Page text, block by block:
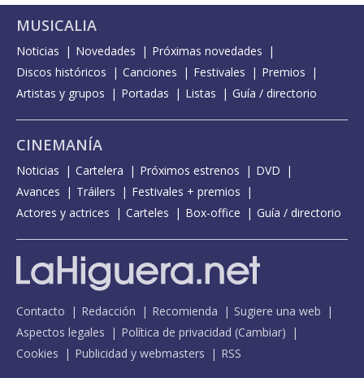
MUSICALIA
Noticias Novedades
Próximas novedades
Discos históricos
Canciones Festivales
Premios
Artistas y grupos
Portadas Listas Guía / directorio
CINEMANÍA
Noticias Cartelera Próximos estrenos
DVD
Avances
Tráilers
Festivales + premios
Actores y actrices
Carteles Box-office Guía / directorio
Contacto Redacción Recomienda
Sugiere una web
Aspectos legales
Política de privacidad (Cambiar)
Cookies
Publicidad y webmasters RSS